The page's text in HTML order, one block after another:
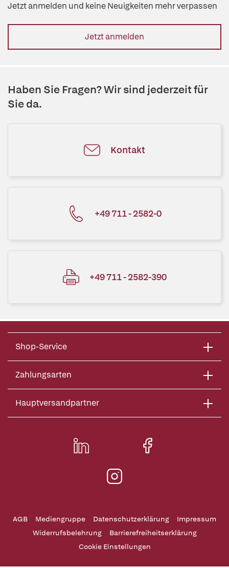
Jetzt anmelden und keine Neuigkeiten mehr verpassen
Jetzt anmelden
Haben Sie Fragen? Wir sind jederzeit für
Sie da.
Kontakt
+49 711 - 2582-0
+49 711 - 2582-390
Shop-Service
Zahlungsarten
Hauptversandpartner
AGB Mediengruppe Datenschutzerklärung
Impressum
Widerrufsbelehrung
Barrierefreiheitserklärung
Cookie Einstellungen